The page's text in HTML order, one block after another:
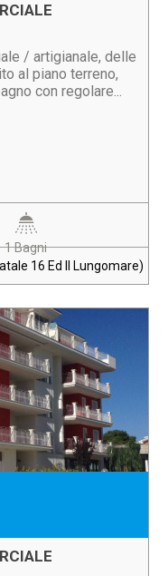
/ artigianale, delle
al piano terreno,
con regolare...
1 Bagni
16 Ed Il Lungomare)